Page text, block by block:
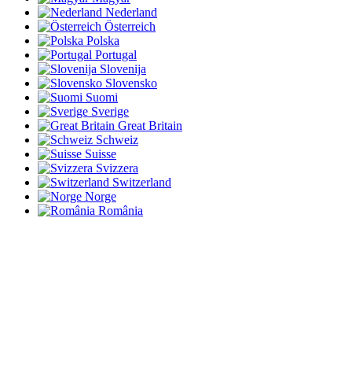
Nederland
Österreich
Polska
Portugal
Slovenija
Slovensko
Suomi
Sverige
Great Britain
Schweiz
Suisse
Svizzera
Switzerland
Norge
România